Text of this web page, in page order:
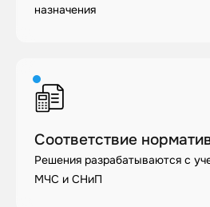
назначения
Соответствие
Решения разрабатываются с
МЧС и СНиП